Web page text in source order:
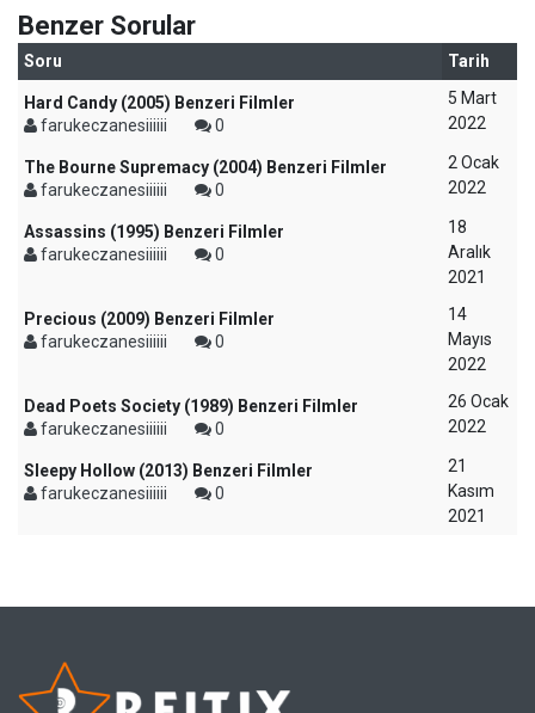
Benzer Sorular
Soru Tarih
Hard Candy (2005) Benzeri Filmler
farukeczanesiiiiii
0
5 Mart
2022
The Bourne Supremacy (2004) Benzeri Filmler
farukeczanesiiiiii
0
2 Ocak
2022
Assassins (1995) Benzeri Filmler
farukeczanesiiiiii
0
18
Aralık
2021
Precious (2009) Benzeri Filmler
farukeczanesiiiiii
0
14
Mayıs
2022
Dead Poets Society (1989) Benzeri Filmler
farukeczanesiiiiii
0
26 Ocak
2022
Sleepy Hollow (2013) Benzeri Filmler
farukeczanesiiiiii
0
21
Kasım
2021